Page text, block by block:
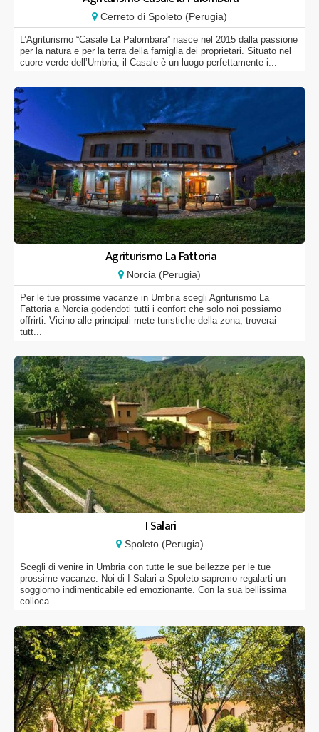
Cerreto di Spoleto (Perugia)
L’Agriturismo “Casale La Palombara” nasce nel 2015 dalla passione
per la natura e per la terra della famiglia dei proprietari. Situato nel
cuore verde dell’Umbria, il Casale è un luogo perfettamente i...
Agriturismo La Fattoria
Norcia (Perugia)
Per le tue prossime vacanze in Umbria scegli Agriturismo La
Fattoria a Norcia godendoti tutti i confort che solo noi possiamo
offrirti. Vicino alle principali mete turistiche della zona, troverai
tutt...
I Salari
Spoleto (Perugia)
Scegli di venire in Umbria con tutte le sue bellezze per le tue
prossime vacanze. Noi di I Salari a Spoleto sapremo regalarti un
soggiorno indimenticabile ed emozionante. Con la sua bellissima
colloca...